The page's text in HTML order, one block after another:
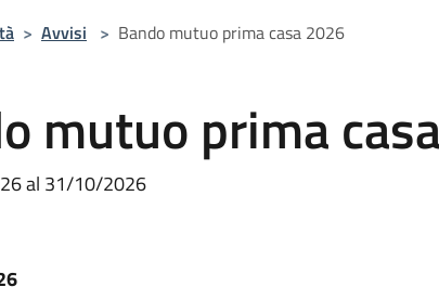
> Avvisi > Bando mutuo prima casa 2026
mutuo prima
al 31/10/2026